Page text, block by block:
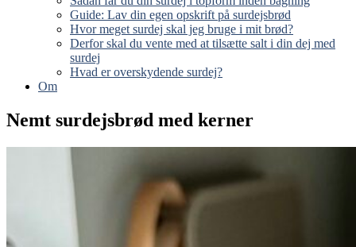
Guide: Lav din egen opskrift på surdejsbrød
Hvor meget surdej skal jeg bruge i mit brød?
Derfor skal du vente med at tilsætte salt i din dej med
surdej
Hvad er overskydende surdej?
Om
Nemt surdejsbrød med kerner